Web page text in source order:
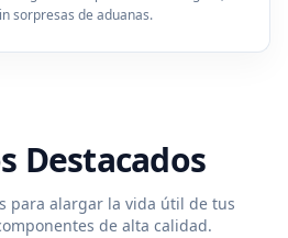
sorpresas de aduanas.
Destacados
para alargar la vida útil de tus
de alta calidad.